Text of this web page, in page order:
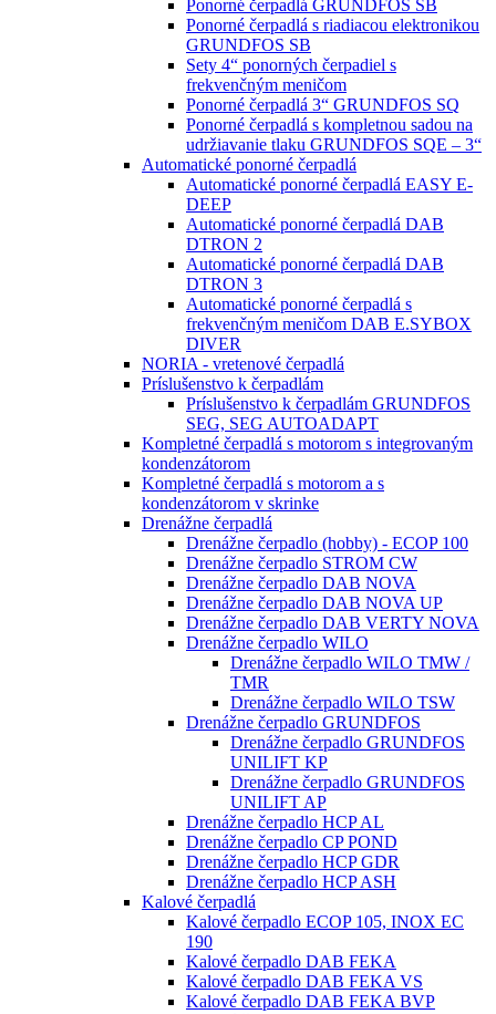
Ponorné čerpadlá GRUNDFOS SB
Ponorné čerpadlá s riadiacou elektronikou
GRUNDFOS SB
Sety 4“ ponorných čerpadiel s
frekvenčným meničom
Ponorné čerpadlá 3“ GRUNDFOS SQ
Ponorné čerpadlá s kompletnou sadou na
udržiavanie tlaku GRUNDFOS SQE – 3“
Automatické ponorné čerpadlá
Automatické ponorné čerpadlá EASY E-
DEEP
Automatické ponorné čerpadlá DAB
DTRON 2
Automatické ponorné čerpadlá DAB
DTRON 3
Automatické ponorné čerpadlá s
frekvenčným meničom DAB E.SYBOX
DIVER
NORIA - vretenové čerpadlá
Príslušenstvo k čerpadlám
Príslušenstvo k čerpadlám GRUNDFOS
SEG, SEG AUTOADAPT
Kompletné čerpadlá s motorom s integrovaným
kondenzátorom
Kompletné čerpadlá s motorom a s
kondenzátorom v skrinke
Drenážne čerpadlá
Drenážne čerpadlo (hobby) - ECOP 100
Drenážne čerpadlo STROM CW
Drenážne čerpadlo DAB NOVA
Drenážne čerpadlo DAB NOVA UP
Drenážne čerpadlo DAB VERTY NOVA
Drenážne čerpadlo WILO
Drenážne čerpadlo WILO TMW /
TMR
Drenážne čerpadlo WILO TSW
Drenážne čerpadlo GRUNDFOS
Drenážne čerpadlo GRUNDFOS
UNILIFT KP
Drenážne čerpadlo GRUNDFOS
UNILIFT AP
Drenážne čerpadlo HCP AL
Drenážne čerpadlo CP POND
Drenážne čerpadlo HCP GDR
Drenážne čerpadlo HCP ASH
Kalové čerpadlá
Kalové čerpadlo ECOP 105, INOX EC
190
Kalové čerpadlo DAB FEKA
Kalové čerpadlo DAB FEKA VS
Kalové čerpadlo DAB FEKA BVP